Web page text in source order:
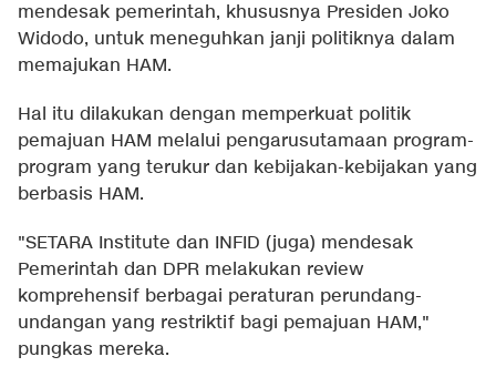
mendesak pemerintah, khususnya Presiden Joko
Widodo, untuk meneguhkan janji politiknya dalam
memajukan HAM.
Hal itu dilakukan dengan memperkuat politik
pemajuan HAM melalui pengarusutamaan program-
program yang terukur dan kebijakan-kebijakan yang
berbasis HAM.
"SETARA Institute dan INFID (juga) mendesak
Pemerintah dan DPR melakukan review
komprehensif berbagai peraturan perundang-
undangan yang restriktif bagi pemajuan HAM,"
pungkas mereka.